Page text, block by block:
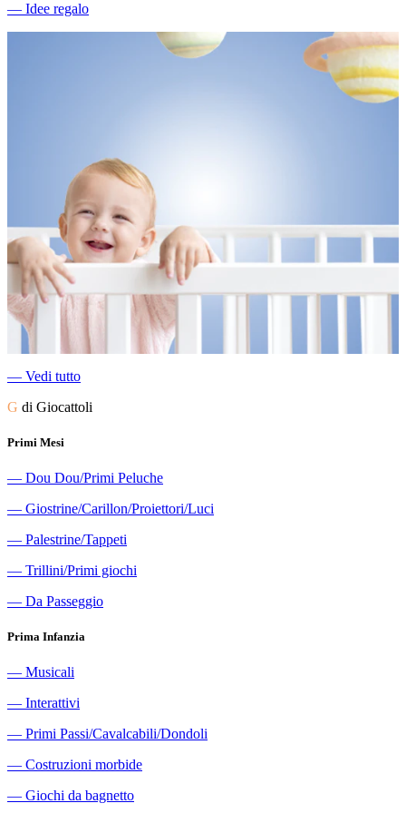
― Idee regalo
― Vedi tutto
G di Giocattoli
Primi Mesi
― Dou Dou/Primi Peluche
― Giostrine/Carillon/Proiettori/Luci
― Palestrine/Tappeti
― Trillini/Primi giochi
― Da Passeggio
Prima Infanzia
― Musicali
― Interattivi
― Primi Passi/Cavalcabili/Dondoli
― Costruzioni morbide
― Giochi da bagnetto